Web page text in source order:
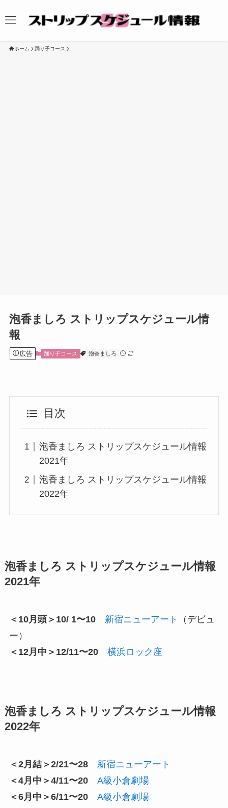
ホーム 踊り子コース
泡香ましろ ストリップスケジュール情
報
広告 踊り子コース 泡香ましろ
目次
泡香ましろ ストリップスケジュール情報
2021年
泡香ましろ ストリップスケジュール情報
2022年
泡香ましろ ストリップスケジュール情報
2021年
＜10月頭＞10/ 1〜10 新宿ニューアート
（デビュ
ー）
＜12月中＞12/11〜20
横浜ロック座
泡香ましろ ストリップスケジュール情報
2022年
＜2月結＞2/21〜28
新宿ニューアート
＜4月中＞4/11〜20
A級小倉劇場
＜6月中＞6/11〜20
A級小倉劇場